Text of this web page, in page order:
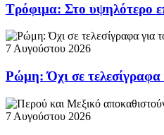
Τρόφιμα: Στο υψηλότερο
7 Αυγούστου 2026
Ρώμη: Όχι σε τελεσίγραφα
7 Αυγούστου 2026